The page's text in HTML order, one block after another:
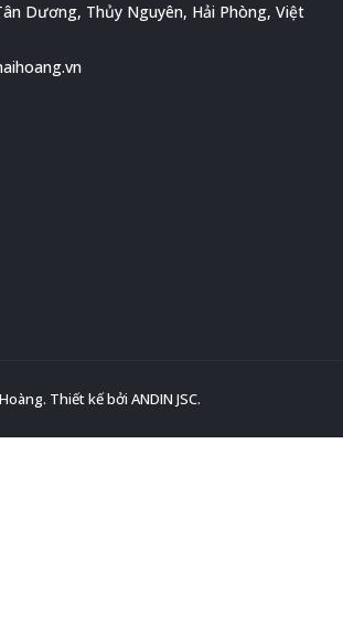
Dương, Thủy Nguyên, Hải Phòng, Việt
Thiết kế bởi ANDIN JSC.